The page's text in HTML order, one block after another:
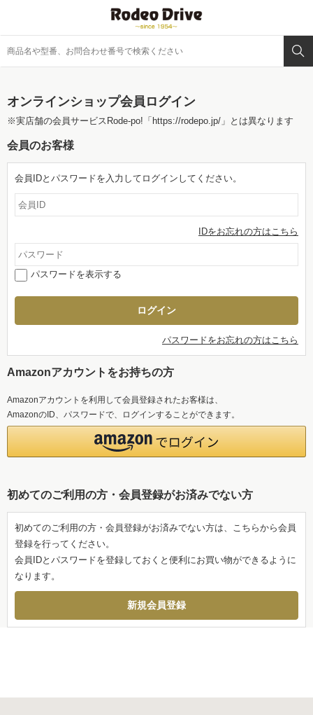
オンラインショップ会員ログイン
※実店舗の会員サービスRode-po! 「https://rodepo.jp/」 とは異なります
会員のお客様
会員IDとパスワードを入力してログインしてください。
IDをお忘れの方はこちら
パスワードを表示する
パスワードをお忘れの方はこちら
Amazonアカウントをお持ちの方
Amazonアカウントを利用して会員登録されたお客様は、
AmazonのID、パスワードで、ログインすることができます。
初めてのご利用の方・会員登録がお済みでない方
初めてのご利用の方・会員登録がお済みでない方は、こちらから会員
登録を行ってください。
会員IDとパスワードを登録しておくと便利にお買い物ができるように
なります。